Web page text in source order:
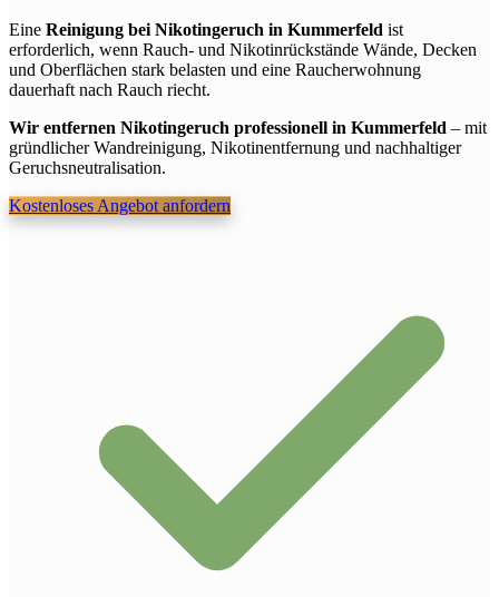
Eine Reinigung bei Nikotingeruch in Kummerfeld ist
erforderlich, wenn Rauch- und Nikotinrückstände Wände, Decken
und Oberflächen stark belasten und eine Raucherwohnung
dauerhaft nach Rauch riecht.
Wir entfernen Nikotingeruch professionell in Kummerfeld – mit
gründlicher Wandreinigung, Nikotinentfernung und nachhaltiger
Geruchsneutralisation.
Kostenloses Angebot anfordern